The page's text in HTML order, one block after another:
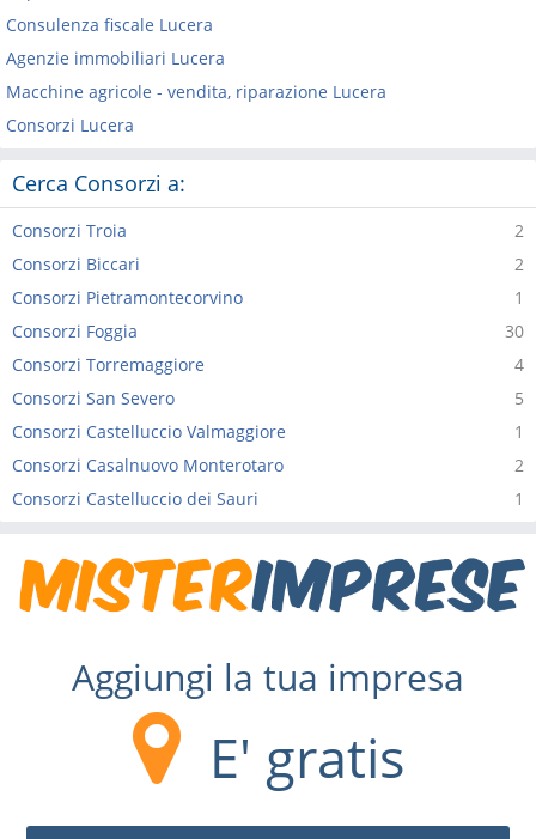
Consulenza fiscale Lucera
Agenzie immobiliari Lucera
Macchine agricole - vendita, riparazione Lucera
Consorzi Lucera
Cerca Consorzi a:
2
Consorzi Troia
2
Consorzi Biccari
1
Consorzi Pietramontecorvino
30
Consorzi Foggia
4
Consorzi Torremaggiore
5
Consorzi San Severo
1
Consorzi Castelluccio Valmaggiore
2
Consorzi Casalnuovo Monterotaro
1
Consorzi Castelluccio dei Sauri
Aggiungi la tua impresa
E' gratis